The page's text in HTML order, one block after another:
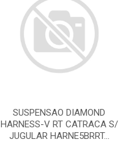
SUSPENSAO DIAMOND
HARNESS-V RT CATRACA S/
JUGULAR HARNE5BRRT...